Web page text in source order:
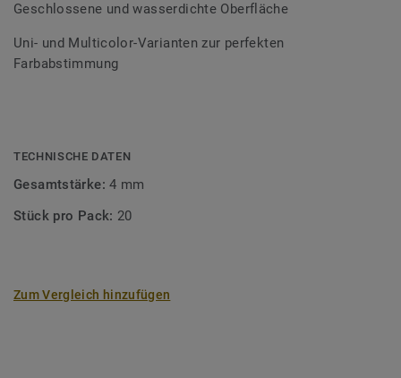
Geschlossene und wasserdichte Oberfläche
Uni- und Multicolor-Varianten zur perfekten
Farbabstimmung
TECHNISCHE DATEN
Gesamtstärke:4 mm
Stück pro Pack: 20
Zum Vergleich hinzufügen